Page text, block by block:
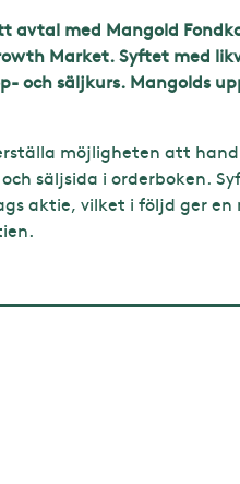
avtal med Mangold
Market. Syftet med
och säljkurs. Mangolds
möjligheten att
säljsida i orderboken.
aktie, vilket i följd ger en